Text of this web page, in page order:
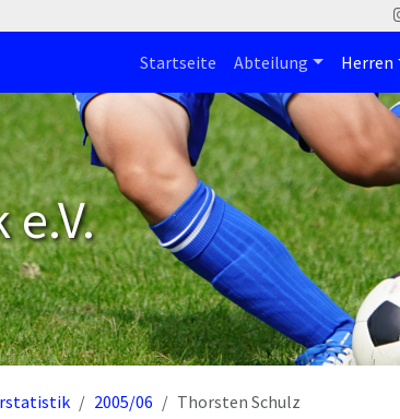
Startseite Abteilung Herren
2005/06 Thorsten Schulz